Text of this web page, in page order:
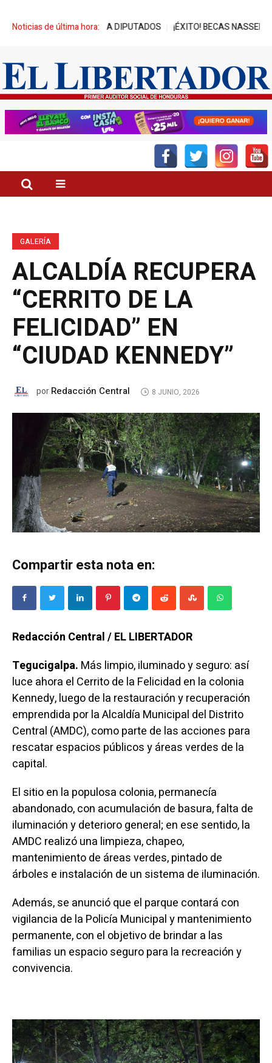
Noticias de última hora:
DE REPRESA A DIPUTADOS ¡ÉXITO! BECAS NASSER-
GALERÍA
ALCALDÍA RECUPERA
“CERRITO DE LA
FELICIDAD” EN
“CIUDAD KENNEDY”
porRedacción Central 8 JUNIO, 2026
Compartir esta nota en:
Redacción Central / EL LIBERTADOR
Tegucigalpa. Más limpio, iluminado y seguro: así
luce ahora el Cerrito de la Felicidad en la colonia
Kennedy, luego de la restauración y recuperación
emprendida por la Alcaldía Municipal del Distrito
Central (AMDC), como parte de las acciones para
rescatar espacios públicos y áreas verdes de la
capital.
El sitio en la populosa colonia, permanecía
abandonado, con acumulación de basura, falta de
iluminación y deterioro general; en ese sentido, la
AMDC realizó una limpieza, chapeo,
mantenimiento de áreas verdes, pintado de
árboles e instalación de un sistema de iluminación.
Además, se anunció que el parque contará con
vigilancia de la Policía Municipal y mantenimiento
permanente, con el objetivo de brindar a las
familias un espacio seguro para la recreación y
convivencia.